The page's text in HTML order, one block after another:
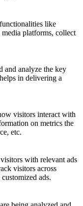
like
platforms, collect
and analyze the key
in delivering a
visitors interact with
on metrics the
etc.
with relevant ads
visitors across
ads.